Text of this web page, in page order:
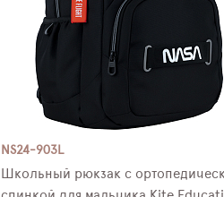
NS24-903L
Школьный рюкзак с